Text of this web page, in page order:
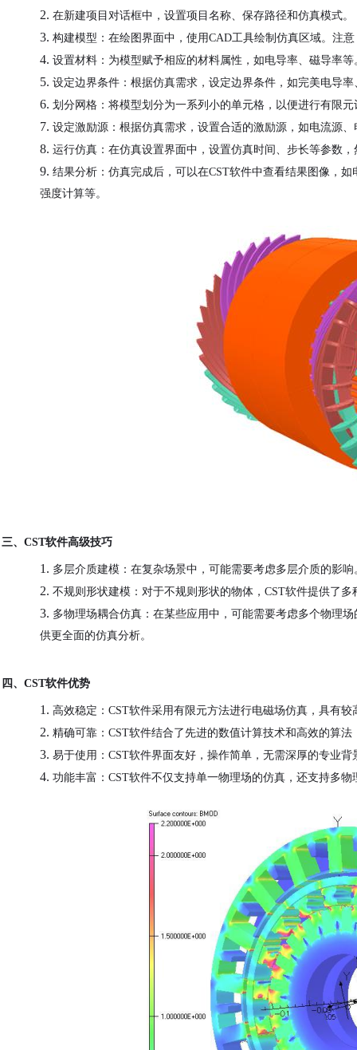
2. 在新建项目对话框中，设置项目名称、保存路径和仿真模式。
3. 构建模型：在绘图界面中，使用CAD工具绘制仿真区域。注
4. 设置材料：为模型赋予相应的材料属性，如电导率、磁导率等
5. 设定边界条件：根据仿真需求，设定边界条件，如完美电导
6. 划分网格：将模型划分为一系列小的单元格，以便进行有限元
7. 设定激励源：根据仿真需求，设置合适的激励源，如电流源、
8. 运行仿真：在仿真设置界面中，设置仿真时间、步长等参数，
9. 结果分析：仿真完成后，可以在CST软件中查看结果图像，
强度计算等。
三、 CST软件高级技巧
1. 多层介质建模：在复杂场景中，可能需要考虑多层介质的影响
2. 不规则形状建模：对于不规则形状的物体， CST软件提供了
3. 多物理场耦合仿真：在某些应用中，可能需要考虑多个物理
供更全面的仿真分析。
四、 CST软件优势
1. 高效稳定： CST软件采用有限元方法进行电磁场仿真，具有
2. 精确可靠： CST软件结合了先进的数值计算技术和高效的算
3. 易于使用： CST软件界面友好，操作简单，无需深厚的专业背
4. 功能丰富： CST软件不仅支持单一物理场的仿真，还支持多
汽车交通